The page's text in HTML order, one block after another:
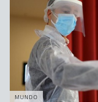
MUNDO